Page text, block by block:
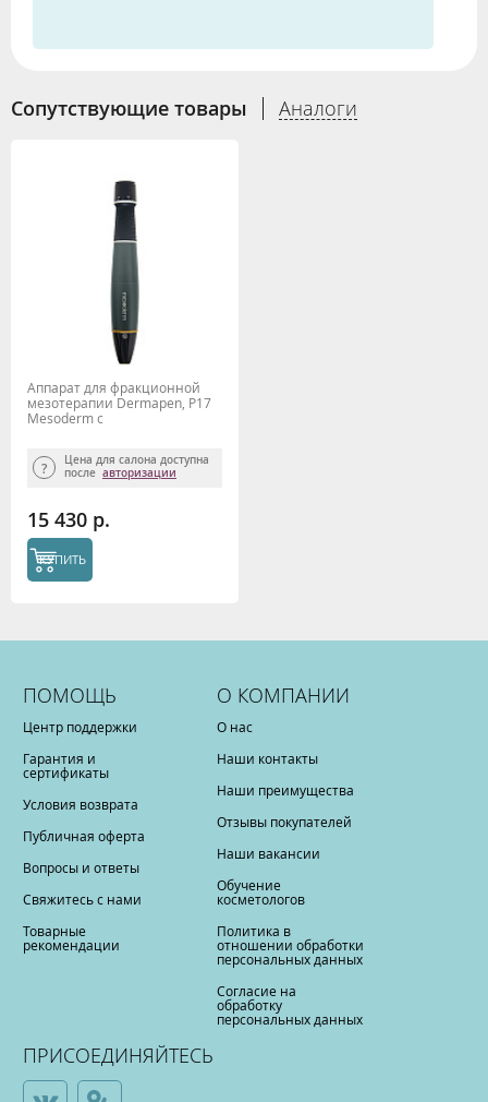
Сопутствующие товары Аналоги
Аппарат для фракционной
мезотерапии Dermapen, P17
Mesoderm c
Цена для салона доступна
после авторизации
15 430 р.
КУПИТЬ
ПОМОЩЬ
Центр поддержки
Гарантия и
сертификаты
Условия возврата
Публичная оферта
Вопросы и ответы
Свяжитесь с нами
Товарные
рекомендации
О КОМПАНИИ
О нас
Наши контакты
Наши преимущества
Отзывы покупателей
Наши вакансии
Обучение
косметологов
Политика в
отношении обработки
персональных данных
Согласие на
обработку
персональных данных
ПРИСОЕДИНЯЙТЕСЬ